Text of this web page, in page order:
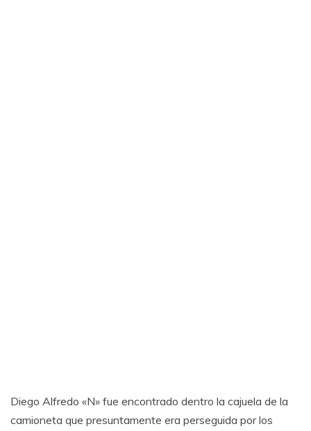
Diego Alfredo «N» fue encontrado dentro la cajuela de la
camioneta que presuntamente era perseguida por los